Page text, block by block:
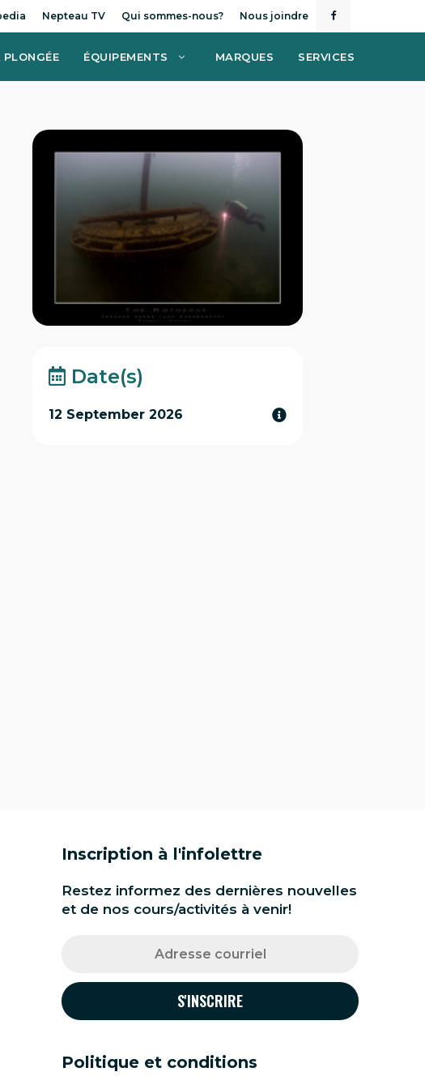
Nepteau TV Qui sommes-nous? Nous joindre
PLONGÉE ÉQUIPEMENTS MARQUES SERVICES
Date(s)
12 September 2026
Inscription à l'infolettre
Restez informez des dernières nouvelles
et de nos cours/activités à venir!
Politique et conditions